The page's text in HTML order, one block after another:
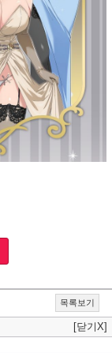
목록보기
[닫기X]